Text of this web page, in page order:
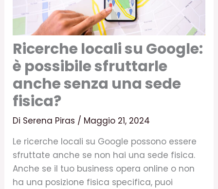
Ricerche locali su Google:
è possibile sfruttarle
anche senza una sede
fisica?
Di Serena Piras / Maggio 21, 2024
Le ricerche locali su Google possono essere
sfruttate anche se non hai una sede fisica.
Anche se il tuo business opera online o non
ha una posizione fisica specifica, puoi